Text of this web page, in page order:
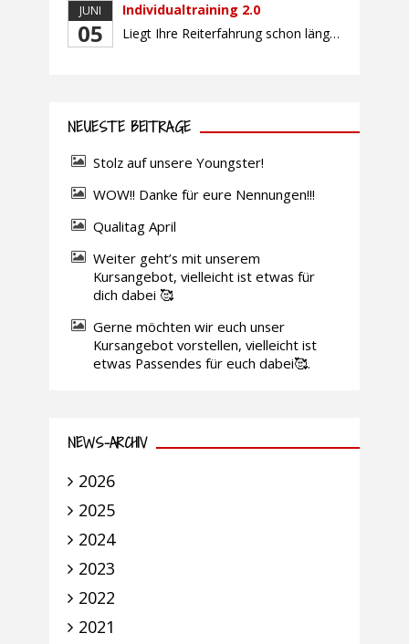
JUNI
05
Individualtraining 2.0
Liegt Ihre Reiterfahrung schon länger zurück oder fühlen Sie sich noch nicht richtig fit? Oder sind Sie bereits ein sicherer Reiter und freuen sich auf weiterführenden Unterricht? Training für Reiter:innen mit unterschiedlicher Reiterfahrung, auf die Wünsche und Kenntnisse des Einzelnen abgestimmt. Ein abwechslungsreiches Programm mit individuellem Reitunterricht und für Fortgeschrittene auch mit Gangtraining findet in […]
NEUESTE BEITRÄGE
Stolz auf unsere Youngster!
WOW!! Danke für eure Nennungen!!!
Qualitag April
Weiter geht’s mit unserem
Kursangebot, vielleicht ist etwas für
dich dabei 🥰
Gerne möchten wir euch unser
Kursangebot vorstellen, vielleicht ist
etwas Passendes für euch dabei🥰.
NEWS-ARCHIV
2026
2025
2024
2023
2022
2021